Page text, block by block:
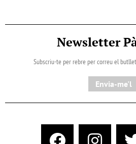
Newsletter
Subscriu-te per rebre per correu el
Envia-me'l